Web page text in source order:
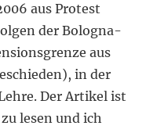
aus Protest
der Bologna-
aus
in der
Der Artikel ist
lesen und ich